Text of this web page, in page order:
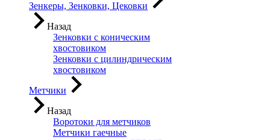
Зенкеры, Зенковки, Цековки
Назад
Зенковки с коническим
хвостовиком
Зенковки с цилиндрическим
хвостовиком
Метчики
Назад
Воротоки для метчиков
Метчики гаечные